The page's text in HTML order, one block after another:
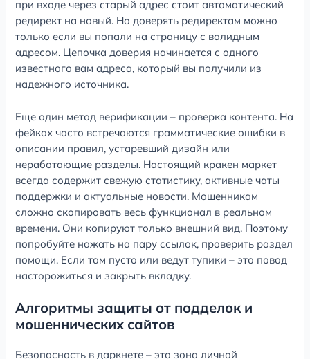
при входе через старый адрес стоит автоматический
редирект на новый. Но доверять редиректам можно
только если вы попали на страницу с валидным
адресом. Цепочка доверия начинается с одного
известного вам адреса, который вы получили из
надежного источника.
Еще один метод верификации – проверка контента. На
фейках часто встречаются грамматические ошибки в
описании правил, устаревший дизайн или
неработающие разделы. Настоящий кракен маркет
всегда содержит свежую статистику, активные чаты
поддержки и актуальные новости. Мошенникам
сложно скопировать весь функционал в реальном
времени. Они копируют только внешний вид. Поэтому
попробуйте нажать на пару ссылок, проверить раздел
помощи. Если там пусто или ведут тупики – это повод
насторожиться и закрыть вкладку.
Алгоритмы защиты от подделок и
мошеннических сайтов
Безопасность в даркнете – это зона личной